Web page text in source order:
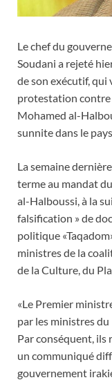
Le chef du
Soudani a rejeté
de son exécutif, qui
protestation contre
Mohamed al-
sunnite dans le
La semaine
terme au mandat
al-Halboussi, à la
falsification » de
politique
ministres de la
de la Culture, du
«Le Premier
par les ministres
Par conséquent,
un communiqué
gouvernement